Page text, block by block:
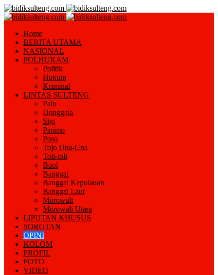
Home
BERITA UTAMA
NASIONAL
POLHUKAM
Politik
Hukum
Kriminal
LINTAS SULTENG
Palu
Donggala
Sigi
Parimo
Poso
Tojo Una-Una
Toli-toli
Buol
Banggai
Banggai Kepulauan
Banggai Laut
Morowali
Morowali Utara
LIPUTAN KHUSUS
SOROTAN
OPINI
KOLOM
PROFIL
FOTO
VIDEO